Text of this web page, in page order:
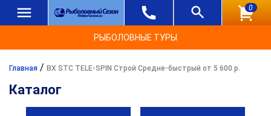
0
РЫБОЛОВНЫЕ ТУРЫ
Главная / BX STC TELE-SPIN Строй Средне-быстрый от 5 600 р.
Каталог